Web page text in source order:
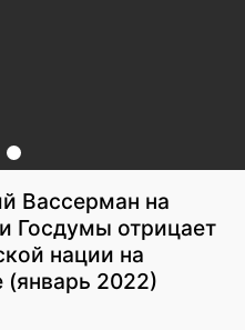
Вассерман на
Госдумы отрицает
нации на
(январь 2022)